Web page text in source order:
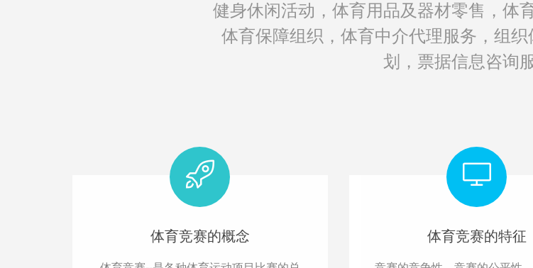
健身休闲活动，体育用品及器材零售，体
体育保障组织，体育中介代理服务，组
划，票据信息咨询服
体育竞赛的概念 体育竞赛的特征